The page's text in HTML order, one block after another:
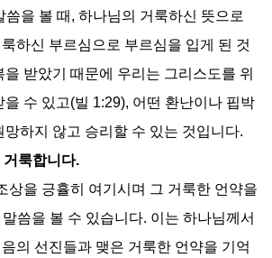
씀을 볼 때 , 하나님의 거룩하신 뜻으로
하신 부르심으로 부르심을 입게 된 것
을 받았기 때문에 우리는 그리스도를 위
을 수 있고(빌 1:29), 어떤 환난이나 핍박
망하지 않고 승리할 수 있는 것입니다.
룩합니다.
상을 긍휼히 여기시며 그 거룩한 언약을
말씀을 볼 수 있습니다. 이는 하나님께서
의 선진들과 맺은 거룩한 언약을 기억